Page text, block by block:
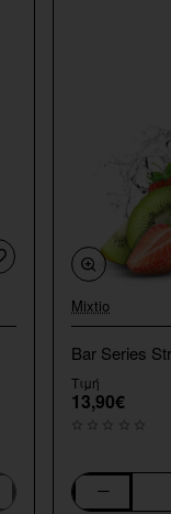
Mixtio
Bar Series
Τιμή
13,90€
Bar